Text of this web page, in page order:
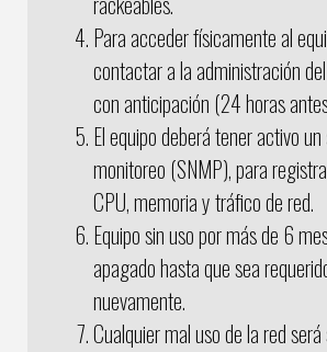
Para acceder físicamente al
contactar a la administración
con anticipación (24 horas
El equipo deberá tener activo
monitoreo (SNMP), para
CPU, memoria y tráfico de red.
Equipo sin uso por más de 6
apagado hasta que sea
nuevamente.
Cualquier mal uso de la red